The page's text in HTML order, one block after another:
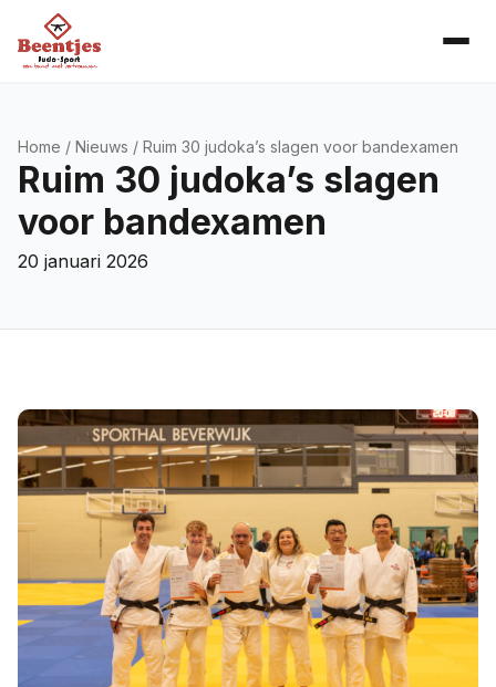
Home / Nieuws / Ruim 30 judoka’s slagen voor bandexamen
Ruim 30 judoka’s slagen
voor bandexamen
20 januari 2026